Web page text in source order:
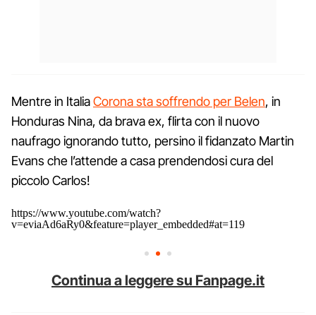
Mentre in ItaliaCorona sta soffrendo per Belen, in
Honduras Nina, da brava ex, flirta con il nuovo
naufrago ignorando tutto, persino il fidanzato Martin
Evans che l’attende a casa prendendosi cura del
piccolo Carlos!
https://www.youtube.com/watch?
v=eviaAd6aRy0&feature=player_embedded#at=119
Continua a leggere su Fanpage.it